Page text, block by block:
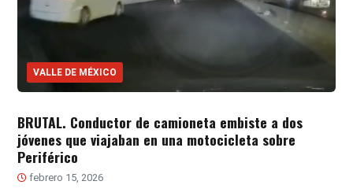
VALLE DE MÉXICO
BRUTAL. Conductor de camioneta embiste a dos
jóvenes que viajaban en una motocicleta sobre
Periférico
febrero 15, 2026